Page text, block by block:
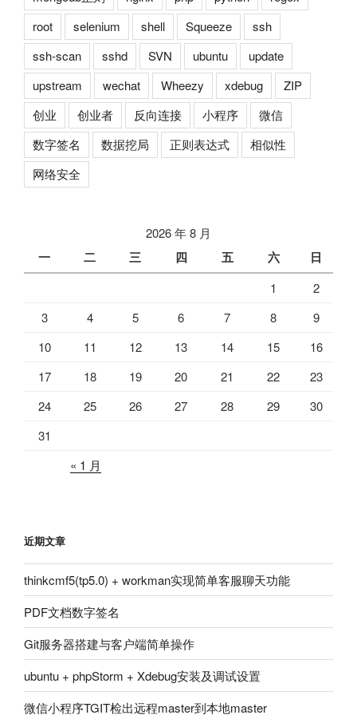
root
selenium shell Squeeze
ssh
ssh-scan
sshd SVN ubuntu
update
upstream
wechat Wheezy xdebug
ZIP
创业
创业者 反向连接 小程序
微信
数字签名
数据挖局 正则表达式
相似性
网络安全
2026 年 8 月
一 二 三 四 五 六 日
1
2
3
4 5 6 7 8
9
10
11 12 13 14 15
16
17
18 19 20 21 22
23
24
25 26 27 28 29
30
31
« 1 月
近期文章
thinkcmf5(tp5.0) + workman实现简单客服聊天功能
PDF文档数字签名
Git服务器搭建与客户端简单操作
ubuntu + phpStorm + Xdebug安装及调试设置
微信小程序TGIT检出远程master到本地master